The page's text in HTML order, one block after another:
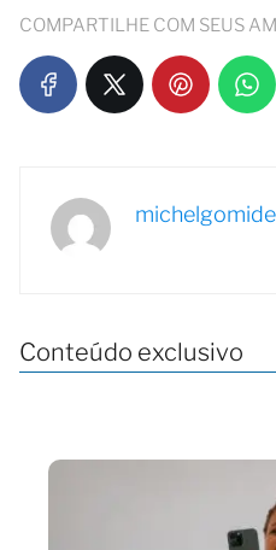
COMPARTILHE COM SEUS
Conteúdo exclusivo